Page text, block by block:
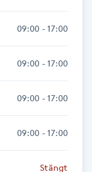
09:00 - 17:00
09:00 - 17:00
09:00 - 17:00
09:00 - 17:00
Stängt